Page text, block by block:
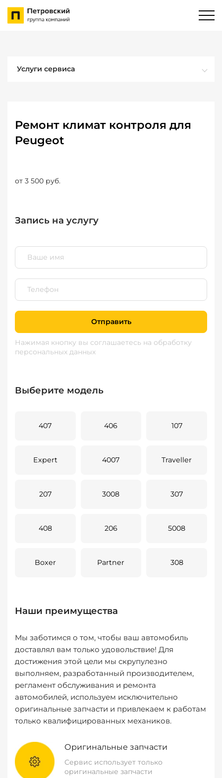
Услуги сервиса
Ремонт климат контроля для
Peugeot
от 3 500 руб.
Запись на услугу
Отправить
Нажимая кнопку вы соглашаетесь на обработку
персональных данных
Выберите модель
407 406 107
Expert 4007 Traveller
207 3008 307
408 206 5008
Boxer Partner 308
Наши преимущества
Мы заботимся о том, чтобы ваш автомобиль
доставлял вам только удовольствие! Для
достижения этой цели мы скрупулезно
выполняем, разработанный производителем,
регламент обслуживания и ремонта
автомобилей, используем исключительно
оригинальные запчасти и привлекаем к работам
только квалифицированных механиков.
Оригинальные запчасти
Сервис использует только
оригинальные запчасти